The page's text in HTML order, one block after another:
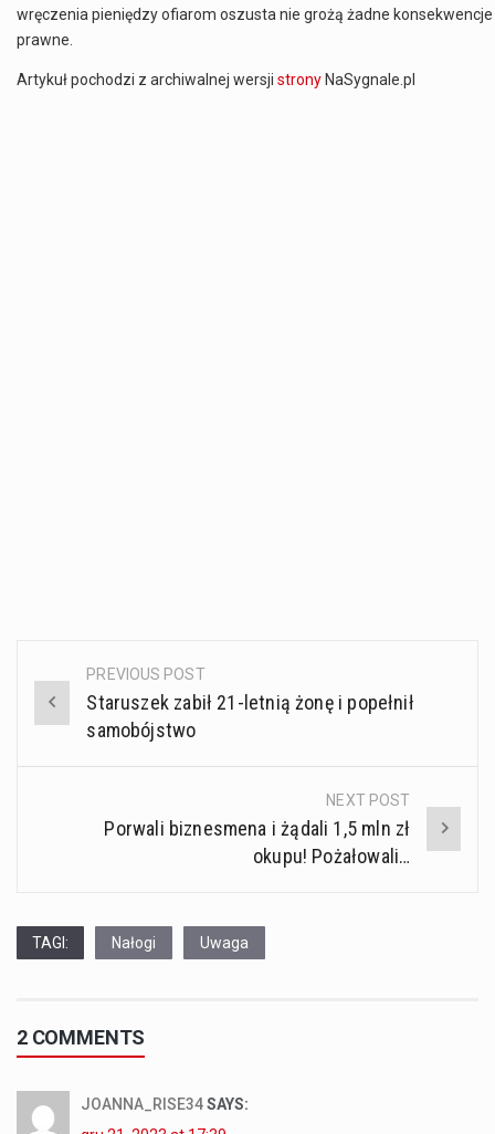
wręczenia pieniędzy ofiarom oszusta nie grożą żadne konsekwencje
prawne.
Artykuł pochodzi z archiwalnej wersji strony NaSygnale.pl
Post
navigation
PREVIOUS POST
Staruszek zabił 21-letnią żonę i popełnił
samobójstwo
NEXT POST
Porwali biznesmena i żądali 1,5 mln zł
okupu! Pożałowali…
TAGI: Nałogi Uwaga
2 COMMENTS
JOANNA_RISE34SAYS: